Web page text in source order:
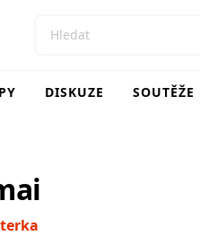
DISKUZE SOUTĚŽE